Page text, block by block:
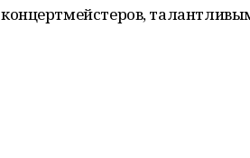
концертмейстеров,